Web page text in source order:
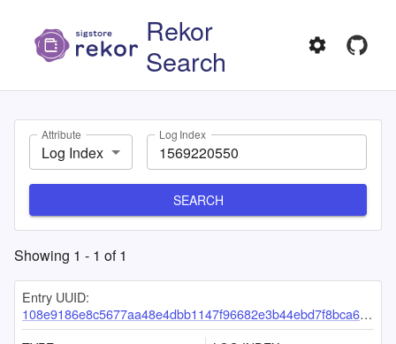
Rekor
Search
Attribute
Log Index
Log Index
SEARCH
Showing 1 - 1 of1
Entry UUID:
108e9186e8c5677aa48e4dbb1147f96682e3b44ebd7f8bca6f3836d7a3241fb6aa53a6b60fe290b9